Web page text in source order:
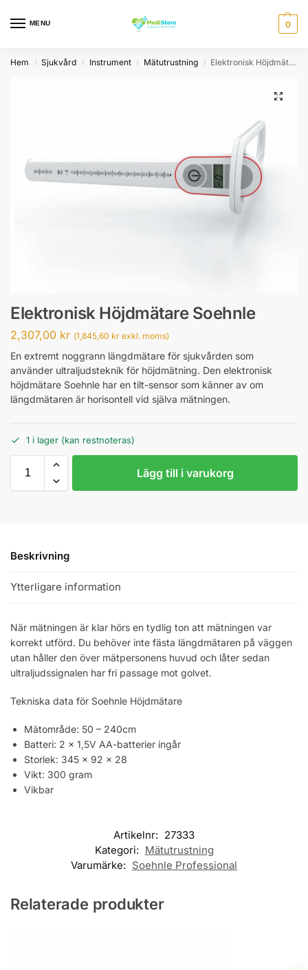
MENU 0
Hem / Sjukvård / Instrument / Mätutrustning / Elektronisk Höjdmätare Soehnle
Elektronisk Höjdmätare Soehnle
2,307,00 kr (1,845,60 kr exkl. moms)
En extremt noggrann längdmätare för sjukvården som
använder ultraljudsteknik för höjdmätning. Den elektronisk
höjdmätare Soehnle har en tilt-sensor som känner av om
längdmätaren är horisontell vid själva mätningen.
1 i lager (kan restnoteras)
Lägg till i varukorg
Beskrivning
Ytterligare information
När mätningen är klar hörs en tydlig ton att mätningen var
korrekt utförd. Du behöver inte fästa längdmätaren på väggen
utan håller den över mätpersonens huvud och låter sedan
ultraljudssignalen har fri passage mot golvet.
Tekniska data för Soehnle Höjdmätare
Mätområde: 50 – 240cm
Batteri: 2 x 1,5V AA-batterier ingår
Storlek: 345 x 92 x 28
Vikt: 300 gram
Vikbar
Artikelnr: 27333
Kategori: Mätutrustning
Varumärke: Soehnle Professional
Relaterade produkter